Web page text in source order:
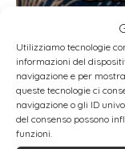
Utilizziamo tecnologie
informazioni del
navigazione e per
queste tecnologie ci
navigazione o gli ID
del consenso possono
funzioni.